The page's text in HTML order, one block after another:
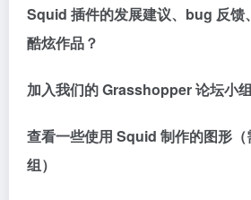
Squid 插件的发展建议、bug 反馈
酷炫作品？
加入我们的 Grasshopper 论坛小
查看一些使用 Squid 制作的图形
组）